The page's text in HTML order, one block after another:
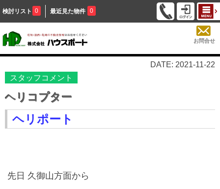
検討リスト 0 最近見た物件 0
お問合せ
DATE: 2021-11-22
スタッフコメント
ヘリコプター
ヘリポート
先日 久御山方面から